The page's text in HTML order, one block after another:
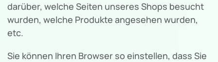
darüber, welche Seiten unseres Shops besucht
wurden, welche Produkte angesehen wurden,
etc.
Sie können Ihren Browser so einstellen, dass Sie